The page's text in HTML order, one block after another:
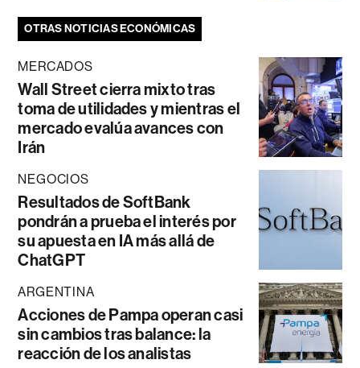
OTRAS NOTICIAS ECONÓMICAS
MERCADOS
Wall Street cierra mixto tras
toma de utilidades y mientras el
mercado evalúa avances con
Irán
NEGOCIOS
Resultados de SoftBank
pondrán a prueba el interés por
su apuesta en IA más allá de
ChatGPT
ARGENTINA
Acciones de Pampa operan casi
sin cambios tras balance: la
reacción de los analistas